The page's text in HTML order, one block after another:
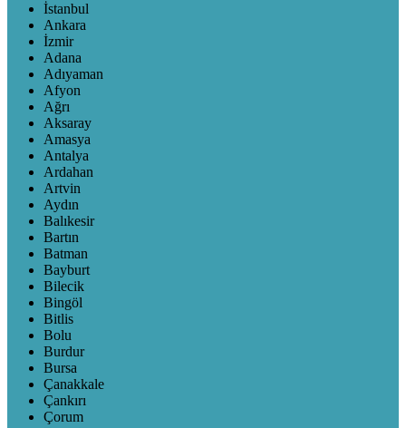
İstanbul
Ankara
İzmir
Adana
Adıyaman
Afyon
Ağrı
Aksaray
Amasya
Antalya
Ardahan
Artvin
Aydın
Balıkesir
Bartın
Batman
Bayburt
Bilecik
Bingöl
Bitlis
Bolu
Burdur
Bursa
Çanakkale
Çankırı
Çorum